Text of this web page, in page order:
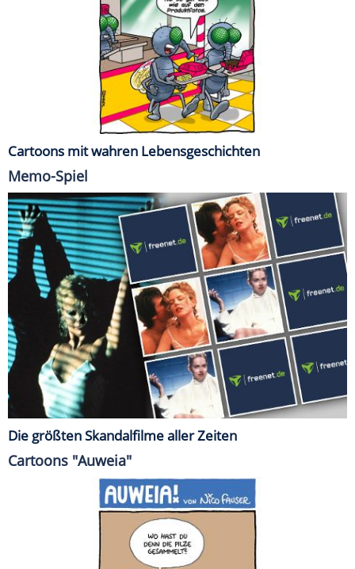
Cartoons mit wahren Lebensgeschichten
Memo-Spiel
Die größten Skandalfilme aller Zeiten
Cartoons "Auweia"